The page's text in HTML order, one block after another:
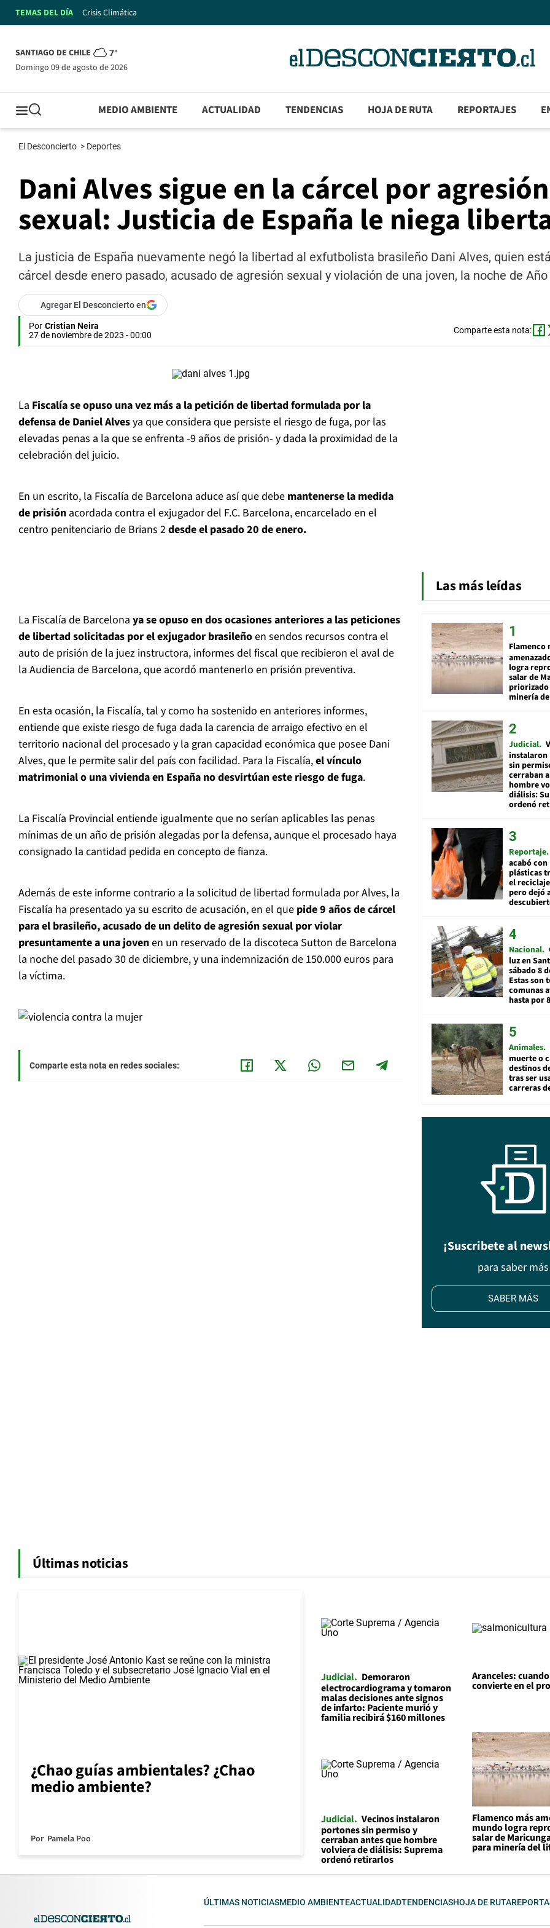
TEMAS DEL DÍA Crisis Climática
SANTIAGO DE CHILE 7°
domingo 09 de agosto de 2026
MEDIO AMBIENTE ACTUALIDAD TENDENCIAS HOJA DE RUTA REPORTAJES
El Desconcierto > Deportes
Dani Alves sigue en la cárcel por agresión
sexual: Justicia de España le niega
La justicia de España nuevamente negó la libertad al exfutbolista brasileño Dani Alves, quien
cárcel desde enero pasado, acusado de agresión sexual y violación de una joven, la noche de Año
Agregar El Desconcierto en
Por Cristian Neira
27 de noviembre de 2023 - 00:00
Comparte esta nota:
La Fiscalía se opuso una vez más a la petición de libertad formulada por la
defensa de Daniel Alvesya que considera que persiste el riesgo de fuga, por las
elevadas penas a la que se enfrenta -9 años de prisión- y dada la proximidad de la
celebración del juicio.
En un escrito, la Fiscalía de Barcelona aduce así que debe mantenerse la medida
de prisión acordada contra el exjugador del F.C. Barcelona, encarcelado en el
centro penitenciario de Brians 2desde el pasado 20 de enero.
La Fiscalía de Barcelona ya se opuso en dos ocasiones anteriores a las peticiones
de libertad solicitadas por el exjugador brasileñoen sendos recursos contra el
auto de prisión de la juez instructora, informes del fiscal que recibieron el aval de
la Audiencia de Barcelona, que acordó mantenerlo en prisión preventiva.
En esta ocasión, la Fiscalía, tal y como ha sostenido en anteriores informes,
entiende que existe riesgo de fuga dada la carencia de arraigo efectivo en el
territorio nacional del procesado y la gran capacidad económica que posee Dani
Alves, que le permite salir del país con facilidad. Para la Fiscalía,el vínculo
matrimonial o una vivienda en España no desvirtúan este riesgo de fuga.
La Fiscalía Provincial entiende igualmente que no serían aplicables las penas
mínimas de un año de prisión alegadas por la defensa, aunque el procesado haya
consignado la cantidad pedida en concepto de fianza.
Además de este informe contrario a la solicitud de libertad formulada por Alves, la
Fiscalía ha presentado ya su escrito de acusación, en el que pide 9 años de cárcel
para el brasileño, acusado de un delito de agresión sexual por violar
presuntamente a una jovenen un reservado de la discoteca Sutton de Barcelona
la noche del pasado 30 de diciembre, y una indemnización de 150.000 euros para
la víctima.
Comparte esta nota en redes sociales:
Las más leídas
Flamenco
logra
salar de
minería
Judicial
instalaron
sin
cerraban
hombre
diálisis:
ordenó
Reportaje
acabó con
plásticas
el
pero dejó
Nacional
luz en
sábado 8
Estas son
comunas
hasta por
Animales
muerte o
destinos
tras ser
carreras
¡Suscribete al
para saber más
SABER MÁS
Últimas noticias
¿Chao guías ambientales? ¿Chao
medio ambiente?
Por Pamela Poo
Judicial
Demoraron
electrocardiograma y tomaron
malas decisiones ante signos
de infarto: Paciente murió y
familia recibirá $160 millones
Aranceles:
convierte en el
Judicial Vecinos instalaron
portones sin permiso y
cerraban antes que hombre
volviera de diálisis: Suprema
ordenó retirarlos
Flamenco más
mundo logra
salar de
para minería del
ÚLTIMAS NOTICIASMEDIO AMBIENTEACTUALIDADTENDENCIASHOJA DE RUTA